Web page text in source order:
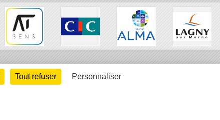
Tout refuser Personnaliser